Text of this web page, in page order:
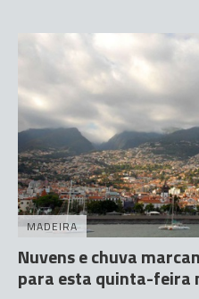
MADEIRA
Nuvens e chuva
para esta quinta-feira